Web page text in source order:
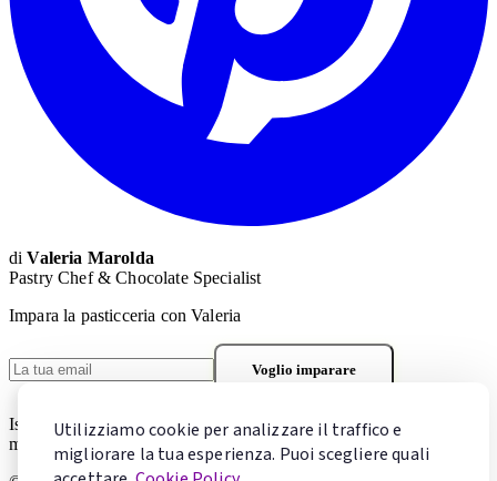
Utilizziamo cookie per analizzare il traffico e
migliorare la tua esperienza. Puoi scegliere quali
diValeria Marolda
Pastry Chef & Chocolate Specialist
Impara la pasticceria con Valeria
Voglio imparare
Iscrivendoti accetti la Privacy Policy. Puoi cancellarti in qualsiasi
momento.